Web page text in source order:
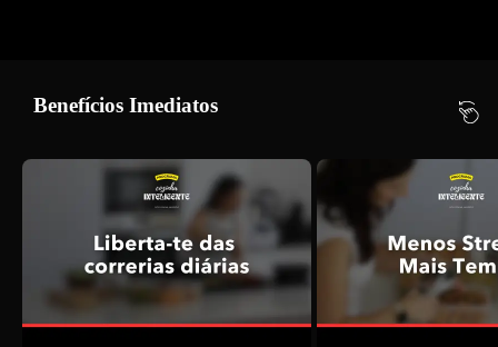
Benefícios Imediatos